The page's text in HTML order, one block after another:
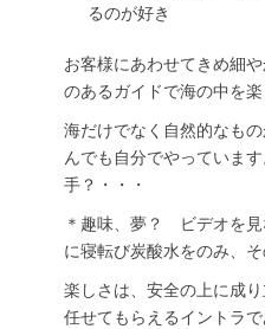
るのが好き
お客様にあわせてきめ細
のあるガイドで海の中を楽
海だけでなく自然的なも
んでも自分でやっていま
手？・・・
＊趣味、夢？ ビデオを見
に寝転び炭酸水をのみ、そ
楽しさは、安全の上に成
任せてもらえるイントラ